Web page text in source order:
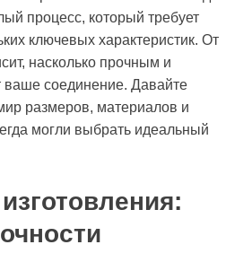
процесс, который требует
ключевых характеристик. От
насколько прочным и
ваше соединение. Давайте
размеров, материалов и
могли выбрать идеальный